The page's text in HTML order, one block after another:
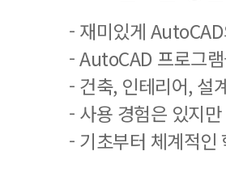
- 재미있게
- AutoCAD 프로그
- 건축, 인테리어, 설
- 사용 경험은 있지
- 기초부터 체계적인